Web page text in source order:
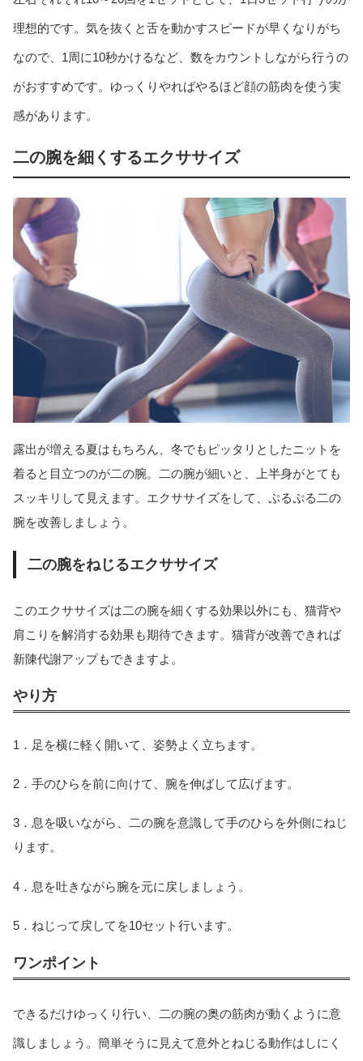
理想的です。気を抜くと舌を動かすスピードが早くなりがち
なので、1周に10秒かけるなど、数をカウントしながら行うの
がおすすめです。ゆっくりやればやるほど顔の筋肉を使う実
感があります。
二の腕を細くするエクササイズ
露出が増える夏はもちろん、冬でもピッタリとしたニットを
着ると目立つのが二の腕。二の腕が細いと、上半身がとても
スッキリして見えます。エクササイズをして、ぷるぷる二の
腕を改善しましょう。
二の腕をねじるエクササイズ
このエクササイズは二の腕を細くする効果以外にも、猫背や
肩こりを解消する効果も期待できます。猫背が改善できれば
新陳代謝アップもできますよ。
やり方
1．足を横に軽く開いて、姿勢よく立ちます。
2．手のひらを前に向けて、腕を伸ばして広げます。
3．息を吸いながら、二の腕を意識して手のひらを外側にねじ
ります。
4．息を吐きながら腕を元に戻しましょう。
5．ねじって戻してを10セット行います。
ワンポイント
できるだけゆっくり行い、二の腕の奥の筋肉が動くように意
識しましょう。簡単そうに見えて意外とねじる動作はしにく
当サイトとは カテゴリ シェア PAGE TOP